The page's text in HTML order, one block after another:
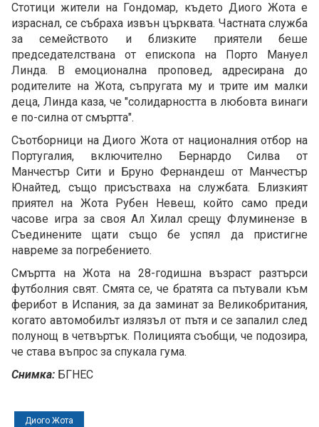
Стотици жители на Гондомар, където Диого Жота е
израснал, се събраха извън църквата. Частната служба
за семейството и близките приятели беше
председателствана от епископа на Порто Мануел
Линда. В емоционална проповед, адресирана до
родителите на Жота, съпругата му и трите им малки
деца, Линда каза, че "солидарността в любовта винаги
е по-силна от смъртта".
Съотборници на Диого Жота от националния отбор на
Португалия, включително Бернардо Силва от
Манчестър Сити и Бруно Фернандеш от Манчестър
Юнайтед, също присъстваха на службата. Близкият
приятел на Жота Рубен Невеш, който само преди
часове игра за своя Ал Хилал срещу Флуминензе в
Съединените щати също бе успял да пристигне
навреме за погребението.
Смъртта на Жота на 28-годишна възраст разтърси
футболния свят. Смята се, че братята са пътували към
ферибот в Испания, за да заминат за Великобритания,
когато автомобилът излязъл от пътя и се запалил след
полунощ в четвъртък. Полицията съобщи, че подозира,
че става въпрос за спукала гума.
Снимка: БГНЕС
Диого Жота